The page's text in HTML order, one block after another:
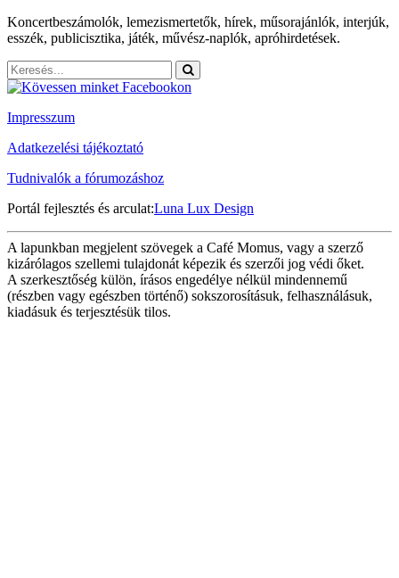
Koncertbeszámolók, lemezismertetők, hírek, műsorajánlók, interjúk,
esszék, publicisztika, játék, művész-naplók, apróhirdetések.
Impresszum
Adatkezelési tájékoztató
Tudnivalók a fórumozáshoz
Portál fejlesztés és arculat:Luna Lux Design
A lapunkban megjelent szövegek a Café Momus, vagy a szerző
kizárólagos szellemi tulajdonát képezik és szerzői jog védi őket.
A szerkesztőség külön, írásos engedélye nélkül mindennemű
(részben vagy egészben történő) sokszorosításuk, felhasználásuk,
kiadásuk és terjesztésük tilos.